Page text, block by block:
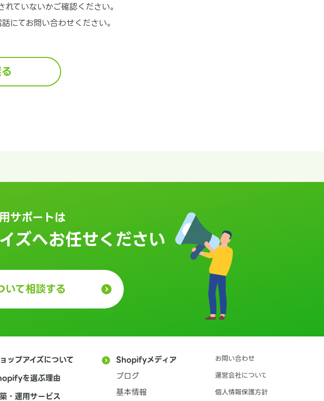
ていないかご確認ください。
にてお問い合わせください。
サポートは
ズへお任せください
いて相談する
ップアイズについて
を選ぶ理由
・運用サービス
Shopifyメディア
ブログ
基本情報
お問い合わせ
運営会社について
個人情報保護方針